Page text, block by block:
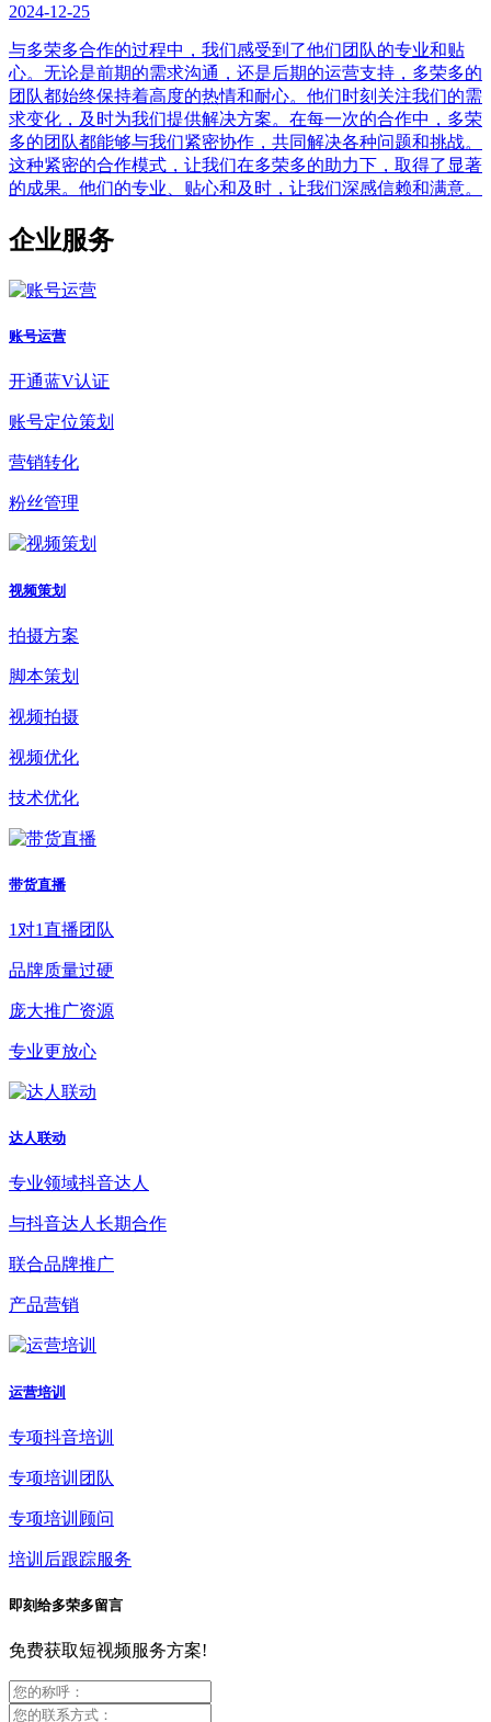
2024-12-25
与多荣多合作的过程中，我们感受到了他们团队的专业和贴
心。无论是前期的需求沟通，还是后期的运营支持，多荣多的
团队都始终保持着高度的热情和耐心。他们时刻关注我们的需
求变化，及时为我们提供解决方案。在每一次的合作中，多荣
多的团队都能够与我们紧密协作，共同解决各种问题和挑战。
这种紧密的合作模式，让我们在多荣多的助力下，取得了显著
的成果。他们的专业、贴心和及时，让我们深感信赖和满意。
企业服务
账号运营
开通蓝V认证
账号定位策划
营销转化
粉丝管理
视频策划
拍摄方案
脚本策划
视频拍摄
视频优化
技术优化
带货直播
1对1直播团队
品牌质量过硬
庞大推广资源
专业更放心
达人联动
专业领域抖音达人
与抖音达人长期合作
联合品牌推广
产品营销
运营培训
专项抖音培训
专项培训团队
专项培训顾问
培训后跟踪服务
即刻给多荣多留言
免费获取短视频服务方案!